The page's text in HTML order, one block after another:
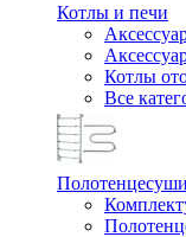
Котлы и печи
Котлы
Все